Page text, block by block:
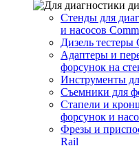
Стенды для
и насосов
Дизель
Адаптеры и
форсунок на
Инструменты
Съемники для
Стапели и
форсунок и
Фрезы и
Rail